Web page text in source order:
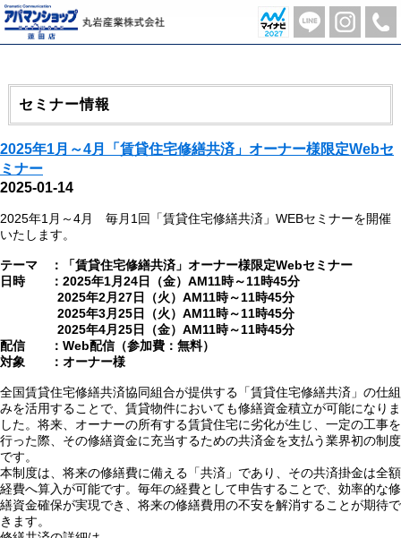
月別一覧【2025年1月】 | 蓮田市の不動産のことならアパマンショップ蓮田店-丸岩産業株式会社-
セミナー情報
2025年1月～4月「賃貸住宅修繕共済」オーナー様限定Webセ
ミナー
2025-01-14
2025年1月～4月 毎月1回「賃貸住宅修繕共済」WEBセミナーを開催
いたします。
テーマ ：「賃貸住宅修繕共済」オーナー様限定Webセミナー
日時 ：2025年1月24日（金）AM11時～11時45分
2025年2月27日（火）AM11時～11時45分
2025年3月25日（火）AM11時～11時45分
2025年4月25日（金）AM11時～11時45分
配信 ：Web配信（参加費：無料）
対象 ：オーナー様
全国賃貸住宅修繕共済協同組合が提供する「賃貸住宅修繕共済」の仕組
みを活用することで、賃貸物件においても修繕資金積立が可能になりま
した。将来、オーナーの所有する賃貸住宅に劣化が生じ、一定の工事を
行った際、その修繕資金に充当するための共済金を支払う業界初の制度
です。
本制度は、将来の修繕費に備える「共済」であり、その共済掛金は全額
経費へ算入が可能です。毎年の経費として申告することで、効率的な修
繕資金確保が実現でき、将来の修繕費用の不安を解消することが期待で
きます。